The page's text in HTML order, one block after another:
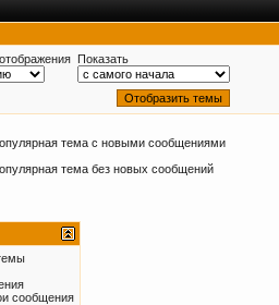
Показать
тема с новыми сообщениями
тема без новых сообщений
сообщения